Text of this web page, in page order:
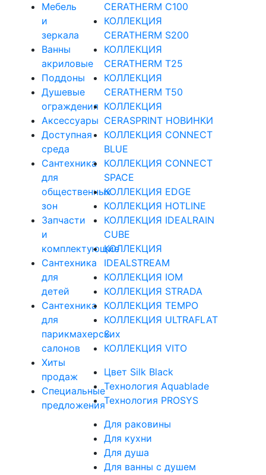
Мебель
и
зеркала
Ванны
акриловые
Поддоны
Душевые
ограждения
Аксессуары
Доступная
среда
Cантехника
для
общественных
зон
Запчасти
и
комплектующие
Сантехника
для
детей
Сантехника
для
парикмахерских
салонов
Хиты
продаж
Специальные
предложения
CERATHERM C100
КОЛЛЕКЦИЯ
CERATHERM S200
КОЛЛЕКЦИЯ
CERATHERM T25
КОЛЛЕКЦИЯ
CERATHERM T50
КОЛЛЕКЦИЯ
CERASPRINT НОВИНКИ
КОЛЛЕКЦИЯ CONNECT
BLUE
КОЛЛЕКЦИЯ CONNECT
SPACE
КОЛЛЕКЦИЯ EDGE
КОЛЛЕКЦИЯ HOTLINE
КОЛЛЕКЦИЯ IDEALRAIN
CUBE
КОЛЛЕКЦИЯ
IDEALSTREAM
КОЛЛЕКЦИЯ IOM
КОЛЛЕКЦИЯ STRADA
КОЛЛЕКЦИЯ TEMPO
КОЛЛЕКЦИЯ ULTRAFLAT
S
КОЛЛЕКЦИЯ VITO
Цвет Silk Black
Технология Aquablade
Технология PROSYS
Для раковины
Для кухни
Для душа
Для ванны с душем